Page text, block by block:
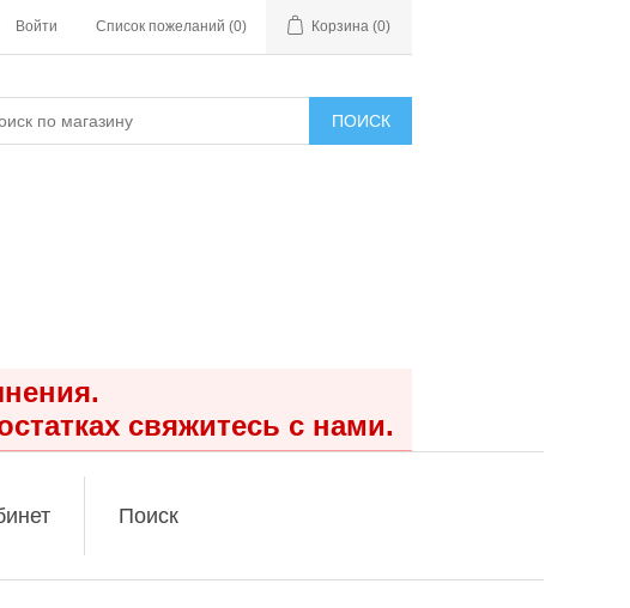
Войти Список пожеланий (0) Корзина (0)
ПОИСК
свяжитесь с нами.
Поиск